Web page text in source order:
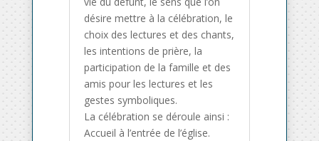
désire mettre à la célébration, le
choix des lectures et des chants,
les intentions de prière, la
participation de la famille et des
amis pour les lectures et les
gestes symboliques.
La célébration se déroule ainsi :
Accueil à l’entrée de l’église.